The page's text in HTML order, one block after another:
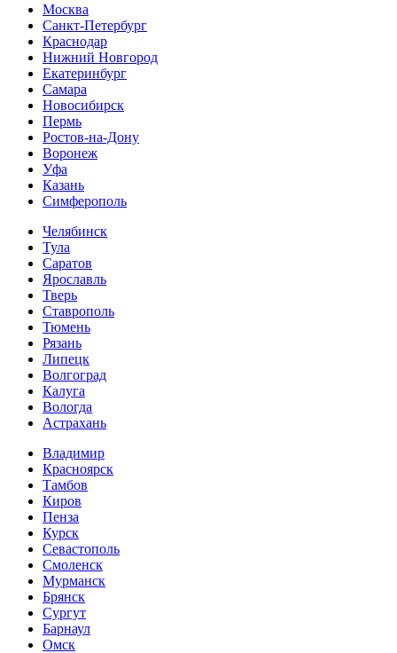
Москва
Санкт-Петербург
Краснодар
Нижний Новгород
Екатеринбург
Самара
Новосибирск
Пермь
Ростов-на-Дону
Воронеж
Уфа
Казань
Симферополь
Челябинск
Тула
Саратов
Ярославль
Тверь
Ставрополь
Тюмень
Рязань
Липецк
Волгоград
Калуга
Вологда
Астрахань
Владимир
Красноярск
Тамбов
Киров
Пенза
Курск
Севастополь
Смоленск
Мурманск
Брянск
Сургут
Барнаул
Омск